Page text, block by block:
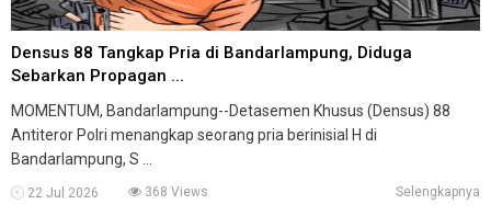
Densus 88 Tangkap Pria di Bandarlampung, Diduga
Sebarkan Propagan ...
MOMENTUM, Bandarlampung--Detasemen Khusus (Densus) 88
Antiteror Polri menangkap seorang pria berinisial H di
Bandarlampung, S ...
22 Jul 2026 368 Views Selengkapnya